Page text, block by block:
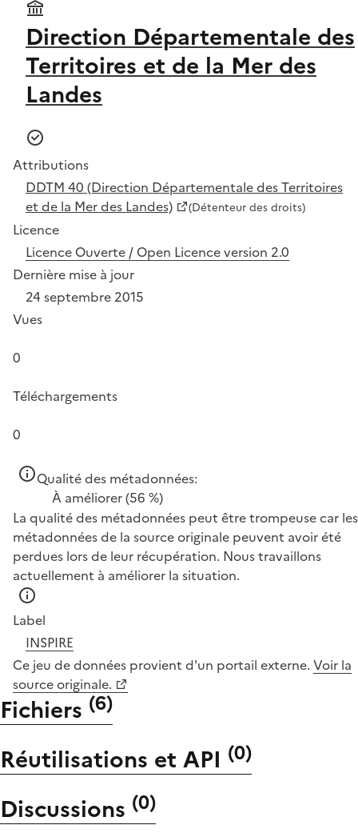
Direction Départementale des
Territoires et de la Mer des
Landes
Attributions
DDTM 40 (Direction Départementale des Territoires
et de la Mer des Landes)
(Détenteur des droits)
Licence
Licence Ouverte / Open Licence version 2.0
Dernière mise à jour
24 septembre 2015
Vues
0
Téléchargements
0
Qualité des métadonnées:
À améliorer(56 %)
La qualité des métadonnées peut être trompeuse car les
métadonnées de la source originale peuvent avoir été
perdues lors de leur récupération. Nous travaillons
actuellement à améliorer la situation.
Label
INSPIRE
Ce jeu de données provient d'un portail externe. Voir la
source originale.
Fichiers (6)
Réutilisations et API (0)
Discussions (0)